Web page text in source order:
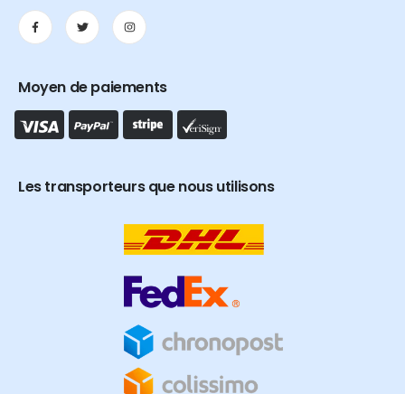
Moyen de paiements
Les transporteurs que nous utilisons